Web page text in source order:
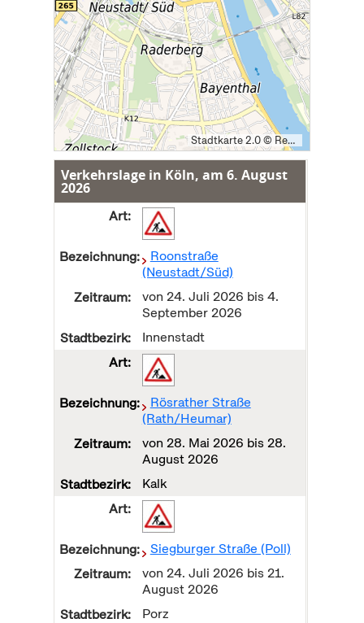
Stadtkarte 2.0 © Regionalverband Ruhr und Kooperationspartner (Lizenz: dl-de/by-2-0), Datengrundlagen: ALKIS, ATKIS - © Land NRW/Katasterämter (Lizenz: dl-de/zero-2-0) und OpenStreetMap (License: ODbL)
Verkehrslage in Köln, am 6. August
2026
Roonstraße
(Neustadt/Süd)
von 24. Juli 2026 bis 4.
September 2026
Innenstadt
Rösrather Straße
(Rath/Heumar)
von 28. Mai 2026 bis28.
August 2026
Kalk
Siegburger Straße (Poll)
von 24. Juli 2026 bis 21.
August 2026
Porz